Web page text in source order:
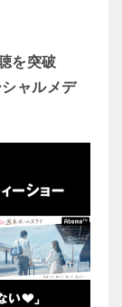
を突破
ャルメデ